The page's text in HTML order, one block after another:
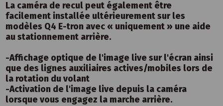
La caméra de recul peut également être
facilement installée ultérieurement sur les
modèles Q4 E-tron avec « uniquement » une aide
au stationnement arrière.
-Affichage optique de l'image live sur l'écran ainsi
que des lignes auxiliaires actives/mobiles lors de
la rotation du volant
-Activation de l'image live depuis la caméra
lorsque vous engagez la marche arrière.